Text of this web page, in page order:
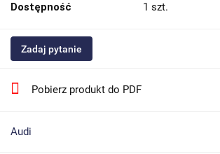
Dostępność 1 szt.
Zadaj pytanie
Pobierz produkt do PDF
Audi